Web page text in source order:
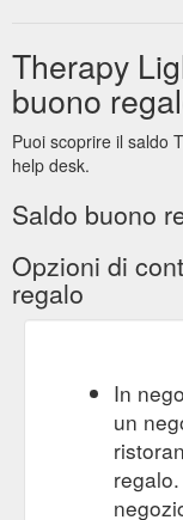
Therapy
buono
Puoi scoprire il saldo
help desk.
Saldo buono
Opzioni di
regalo
In
un